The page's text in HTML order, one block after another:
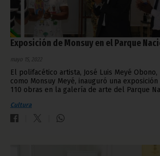
Exposición de Monsuy en el Parque
mayo 15, 2022
El polifacético artista, José Luis Meyé Obono,
como Monsuy Meyé, inauguró una
110 obras en la galería de arte del Parque
Cultura